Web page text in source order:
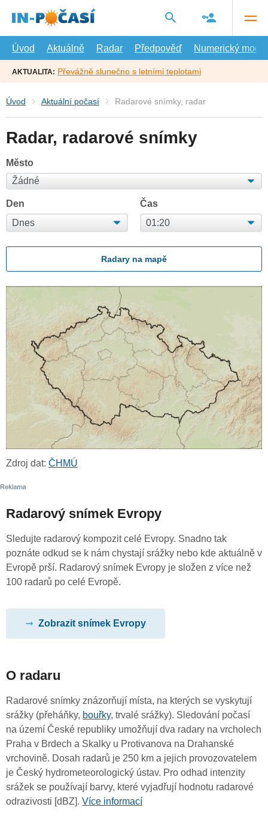
hlavní
Úvod
Aktuálně Radar Předpověď Numerický model
AKTUALITA: Převážně slunečno s letními teplotami
Úvod Aktuální počasí Radarové snímky, radar
Radar, radarové snímky
Město
Den Čas
Radary na mapě
Zdroj dat: ČHMÚ
Radarový snímek Evropy
Sledujte radarový kompozit celé Evropy. Snadno tak
poznáte odkud se k nám chystají srážky nebo kde aktuálně v
Evropě prší. Radarový snímek Evropy je složen z více než
100 radarů po celé Evropě.
Zobrazit snímek Evropy
O radaru
Radarové snímky znázorňují místa, na kterých se vyskytují
srážky (přeháňky, bouřky, trvalé srážky). Sledování počasí
na území České republiky umožňují dva radary na vrcholech
Praha v Brdech a Skalky u Protivanova na Drahanské
vrchovině. Dosah radarů je 250 km a jejich provozovatelem
je Český hydrometeorologický ústav. Pro odhad intenzity
srážek se používají barvy, které vyjadřují hodnotu radarové
odrazivosti [dBZ]. Více informací